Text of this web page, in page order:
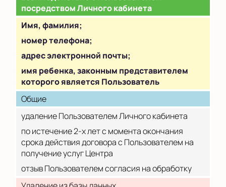
посредством Личного кабинета
Имя, фамилия;
номер телефона;
адрес электронной почты;
имя ребенка, законным представителем
которого является Пользователь
Общие
удаление Пользователем Личного кабинета
по истечение 2-х лет с момента окончания
срока действия договора с Пользователем на
получение услуг Центра
отзыв Пользователем согласия на обработку